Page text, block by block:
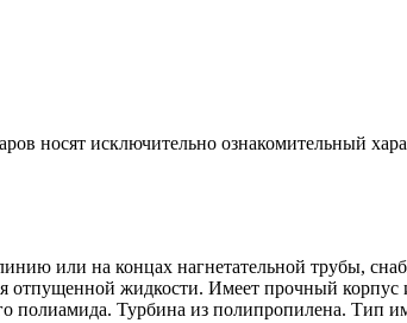
носят исключительно ознакомительный
или на концах нагнетательной трубы,
жидкости. Имеет прочный корпус
Турбина из полипропилена. Тип